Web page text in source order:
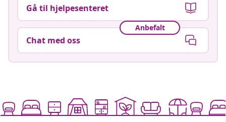
Gå til hjelpesenteret
Anbefalt
Chat med oss